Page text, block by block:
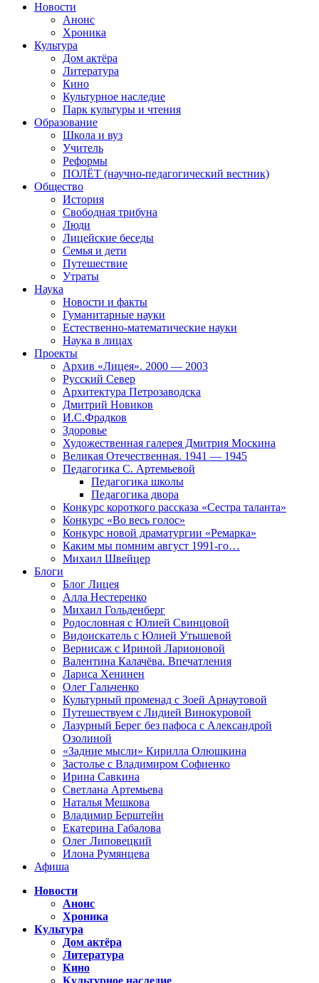
Новости
Анонс
Хроника
Культура
Дом актёра
Литература
Кино
Культурное наследие
Парк культуры и чтения
Образование
Школа и вуз
Учитель
Реформы
ПОЛЁТ (научно-педагогический вестник)
Общество
История
Свободная трибуна
Люди
Лицейские беседы
Семья и дети
Путешествие
Утраты
Наука
Новости и факты
Гуманитарные науки
Естественно-математические науки
Наука в лицах
Проекты
Архив «Лицея». 2000 — 2003
Русский Север
Архитектура Петрозаводска
Дмитрий Новиков
И.С.Фрадков
Здоровье
Художественная галерея Дмитрия Москина
Великая Отечественная. 1941 — 1945
Педагогика С. Артемьевой
Педагогика школы
Педагогика двора
Конкурс короткого рассказа «Сестра таланта»
Конкурс «Во весь голос»
Конкурс новой драматургии «Ремарка»
Каким мы помним август 1991-го…
Михаил Швейцер
Блоги
Блог Лицея
Алла Нестеренко
Михаил Гольденберг
Родословная с Юлией Свинцовой
Видоискатель с Юлией Утышевой
Вернисаж с Ириной Ларионовой
Валентина Калачёва. Впечатления
Лариса Хенинен
Олег Гальченко
Культурный променад с Зоей Арнаутовой
Путешествуем с Лидией Винокуровой
Лазурный Берег без пафоса с Александрой
Озолиной
«Задние мысли» Кирилла Олюшкина
Застолье с Владимиром Софиенко
Ирина Савкина
Светлана Артемьева
Наталья Мешкова
Владимир Берштейн
Екатерина Габалова
Олег Липовецкий
Илона Румянцева
Афиша
Новости
Анонс
Хроника
Культура
Дом актёра
Литература
Кино